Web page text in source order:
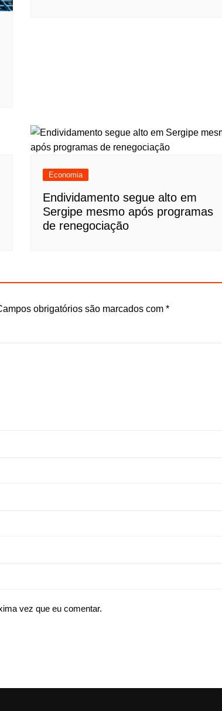
Economia
Endividamento segue alto em
Sergipe mesmo após programas
de renegociação
obrigatórios são marcados com *
vez que eu comentar.